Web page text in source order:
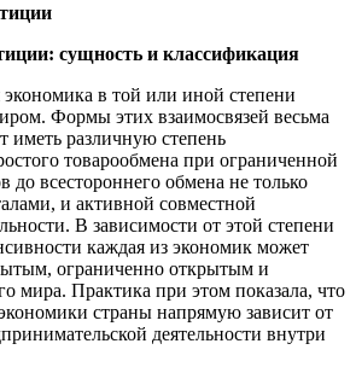
сущность и классификация
в той или иной степени
Формы этих взаимосвязей весьма
иметь различную степень
товарообмена при ограниченной
до всестороннего обмена не только
и активной совместной
В зависимости от этой степени
каждая из экономик может
ограниченно открытым и
мира. Практика при этом показала, что
страны напрямую зависит от
деятельности внутри